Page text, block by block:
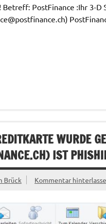
PostFinance :Ihr 3-
)
WURDE
) IST
Brück Kommentar